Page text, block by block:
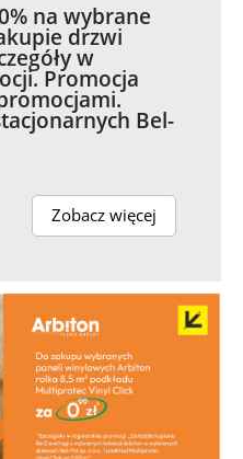
na wybrane
drzwi
w
Promocja
Bel-
Zobacz więcej